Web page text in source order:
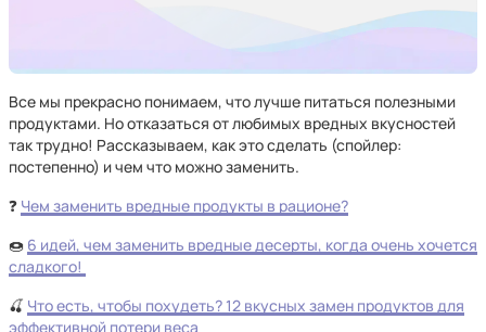
Все мы прекрасно понимаем, что лучше питаться полезными
продуктами. Но отказаться от любимых вредных вкусностей
так трудно! Рассказываем, как это сделать (спойлер:
постепенно) и чем что можно заменить.
❓ Чем заменить вредные продукты в рационе?
🍩 6 идей, чем заменить вредные десерты, когда очень хочется
сладкого!
🍒 Что есть, чтобы похудеть? 12 вкусных замен продуктов для
эффективной потери веса